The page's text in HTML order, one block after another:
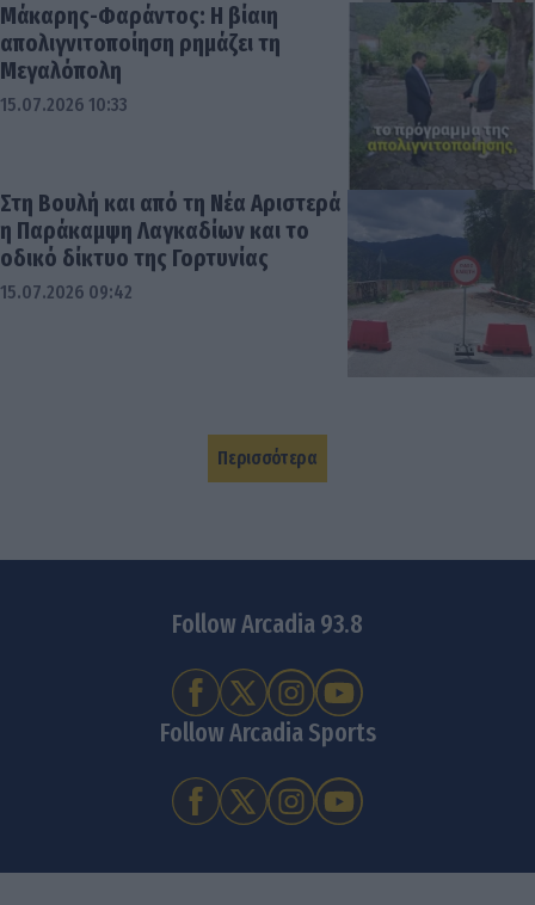
Μάκαρης-Φαράντος: Η βίαιη
απολιγνιτοποίηση ρημάζει τη
Μεγαλόπολη
15.07.2026 10:33
Στη Βουλή και από τη Νέα Αριστερά
η Παράκαμψη Λαγκαδίων και το
οδικό δίκτυο της Γορτυνίας
15.07.2026 09:42
Περισσότερα
Follow Arcadia 93.8
Follow Arcadia Sports